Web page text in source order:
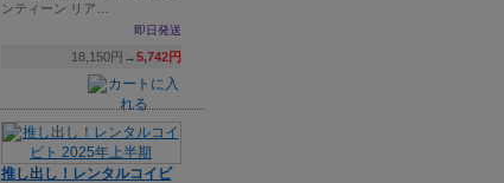
ンティーン リア…
即日発送
18,150円→5,742円
推し出し！レンタルコイビ